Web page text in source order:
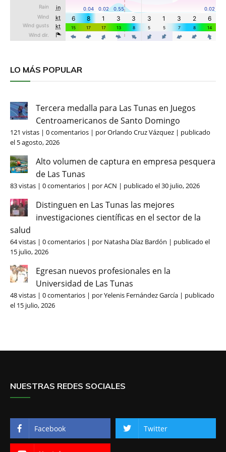
LO MÁS POPULAR
Tercera medalla para Las Tunas en Juegos
Centroamericanos de Santo Domingo
121 vistas | 0 comentarios | porOrlando Cruz Vázquez | publicado
el 5 agosto, 2026
Alto volumen de captura en empresa pesquera
de Las Tunas
83 vistas | 0 comentarios | porACN | publicado el 30 julio, 2026
Distinguen en Las Tunas las mejores
investigaciones científicas en el sector de la
salud
64 vistas | 0 comentarios | por Natasha Díaz Bardón | publicado el
15 julio, 2026
Egresan nuevos profesionales en la
Universidad de Las Tunas
48 vistas | 0 comentarios | porYelenis Fernández García | publicado
el 15 julio, 2026
NUESTRAS REDES SOCIALES
Facebook Twitter